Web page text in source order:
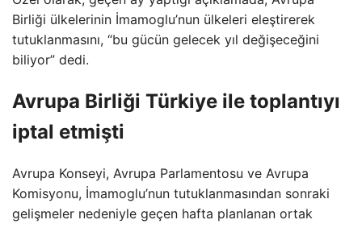
Birliği ülkelerinin İmamoglu’nun ülkeleri eleştirerek
tutuklanmasını, “bu gücün gelecek yıl değişeceğini
biliyor” dedi.
Avrupa Birliği Türkiye ile toplantıyı
iptal etmişti
Avrupa Konseyi, Avrupa Parlamentosu ve Avrupa
Komisyonu, İmamoglu’nun tutuklanmasından sonraki
gelişmeler nedeniyle geçen hafta planlanan ortak